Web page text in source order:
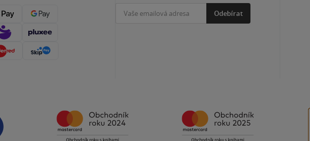
Odebírat